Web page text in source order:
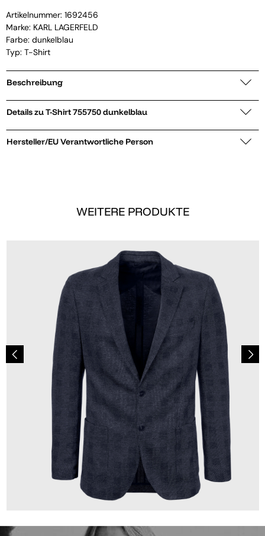
Artikelnummer: 1692456
Marke: KARL LAGERFELD
Farbe: dunkelblau
Typ: T-Shirt
Beschreibung
Details zu T-Shirt 755750 dunkelblau
Hersteller/EU Verantwortliche Person
WEITERE PRODUKTE